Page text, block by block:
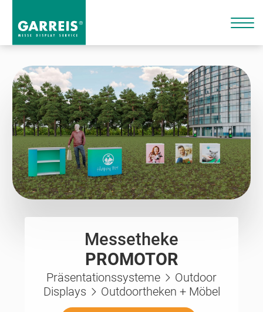
Messetheke
PROMOTOR
Präsentationssysteme
Outdoor
Displays
Outdoortheken + Möbel